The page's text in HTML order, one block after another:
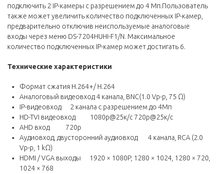
подключить 2 IP-камеры с разрешением до 4 Мп.Пользователь
также может увеличить количество подключенных IP-камер,
предварительно отключив неиспользуемые аналоговые
входы через меню DS-7204HUHI-F1/N. Максимальное
количество подключенных IP-камер может достигать 6.
Технические характеристики
Формат сжатия H.264+/ H.264
Аналоговый видеовход 4 канала, BNC(1.0 Vp-p, 75 Ω)
IP-видеовход 2 канала с разрешением до 4Мп
HD-TVI видеовход 1080р@25к/с 720p@25к/с
AHD вход 720р
Аудиовход, двусторонний аудиовход 4 канала, RCA (2.0
Vp-p, 1 kΩ)
HDMI / VGA выходы 1920 × 1080P, 1280 × 1024, 1280 × 720,
1024 × 768